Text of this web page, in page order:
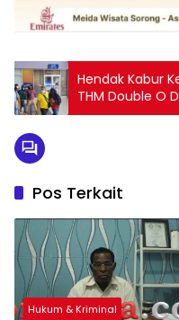
Hendak Kabur
THM Double O
Pos Terkait
Hukum & Kriminal